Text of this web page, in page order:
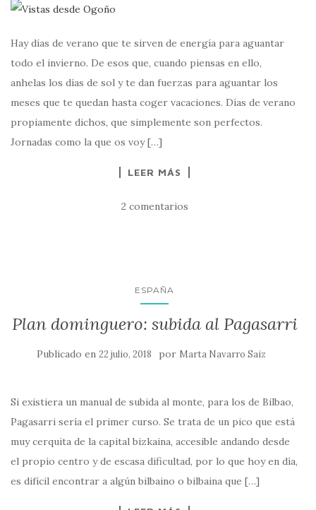
Hay días de verano que te sirven de energía para aguantar
todo el invierno. De esos que, cuando piensas en ello,
anhelas los días de sol y te dan fuerzas para aguantar los
meses que te quedan hasta coger vacaciones. Días de verano
propiamente dichos, que simplemente son perfectos.
Jornadas como la que os voy […]
LEER MÁS
2 comentarios
ESPAÑA
Plan dominguero: subida al Pagasarri
Publicado en 22 julio, 2018 por Marta Navarro Saiz
Si existiera un manual de subida al monte, para los de Bilbao,
Pagasarri sería el primer curso. Se trata de un pico que está
muy cerquita de la capital bizkaina, accesible andando desde
el propio centro y de escasa dificultad, por lo que hoy en día,
es difícil encontrar a algún bilbaino o bilbaina que […]